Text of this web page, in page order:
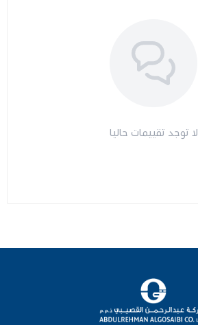
لا توجد تقييمات حاليا